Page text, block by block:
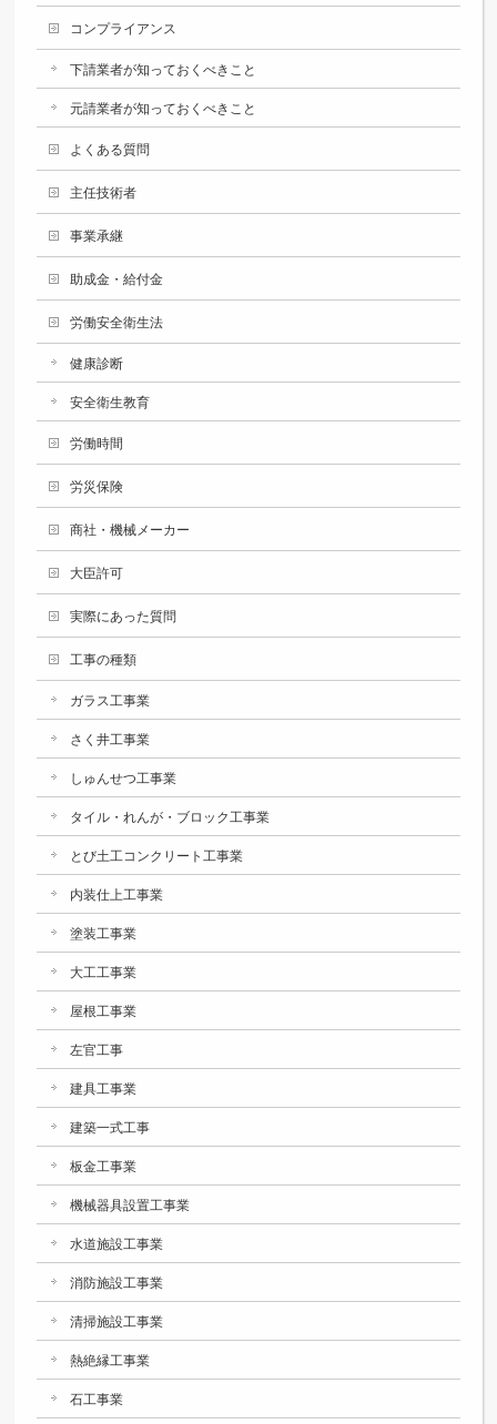
コンプライアンス
下請業者が知っておくべきこと
元請業者が知っておくべきこと
よくある質問
主任技術者
事業承継
助成金・給付金
労働安全衛生法
健康診断
安全衛生教育
労働時間
労災保険
商社・機械メーカー
大臣許可
実際にあった質問
工事の種類
ガラス工事業
さく井工事業
しゅんせつ工事業
タイル・れんが・ブロック工事業
とび土工コンクリート工事業
内装仕上工事業
塗装工事業
大工工事業
屋根工事業
左官工事
建具工事業
建築一式工事
板金工事業
機械器具設置工事業
水道施設工事業
消防施設工事業
清掃施設工事業
熱絶縁工事業
石工事業